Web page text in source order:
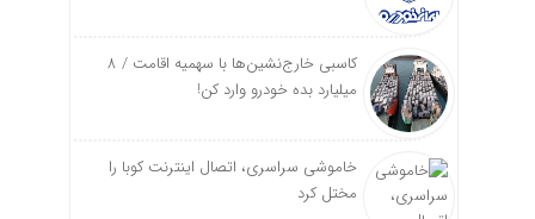
کاسبی خارج‌نشین‌ها با سهمیه اقامت / ۸
میلیارد بده خودرو وارد کن!
خاموشی سراسری، اتصال اینترنت کوبا را
مختل کرد